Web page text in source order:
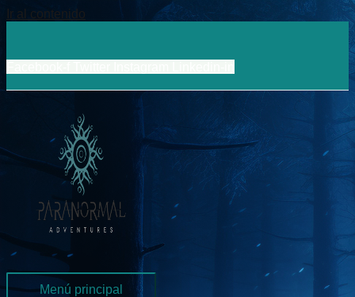
Ir al contenido
Menú principal